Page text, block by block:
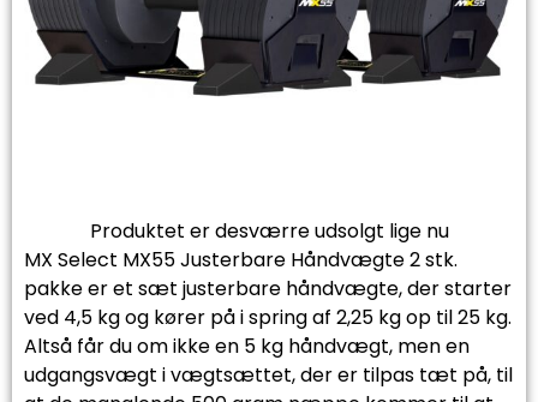
Produktet er desværre udsolgt lige nu
MX Select MX55 Justerbare Håndvægte 2 stk.
pakke er et sæt justerbare håndvægte, der starter
ved 4,5 kg og kører på i spring af 2,25 kg op til 25 kg.
Altså får du om ikke en 5 kg håndvægt, men en
udgangsvægt i vægtsættet, der er tilpas tæt på, til